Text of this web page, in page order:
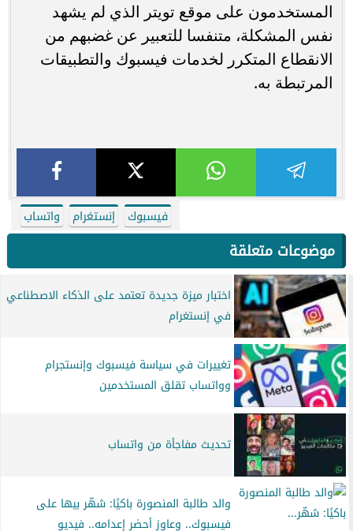
المستخدمون على موقع تويتر الذي لم يشهد
نفس المشكلة، متنفسا للتعبير عن غضبهم من
الانقطاع المتكرر لخدمات فيسبوك والتطبيقات
المرتبطة به.
فيسبوك إنستغرام واتساب
موضوعات متعلقة
اختبار ميزة جديدة تعتمد على الذكاء الاصطناعي
في إنستغرام
تغييرات في سياسة فيسبوك وإنستجرام
وواتساب تقلق المستخدمين
تحديث مفاجأة من واتساب
والد طالبة المنصورة باكيًا: شهّر بيها على
فيسبوك.. وعاوز أحضر إعدامه.. فيديو